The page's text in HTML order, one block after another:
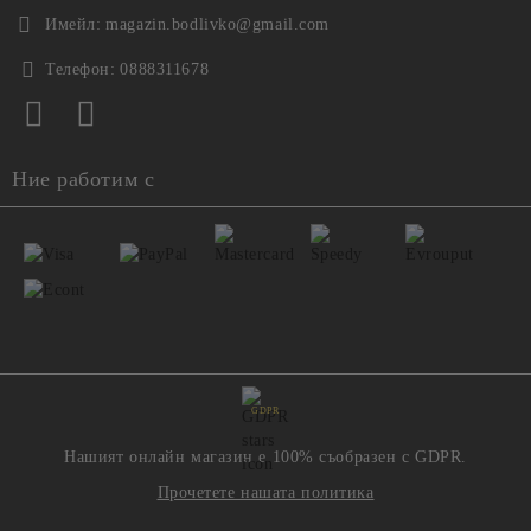
Имейл: magazin.bodlivko@gmail.com
Телефон: 0888311678
Ние работим с
GDPR
Нашият онлайн магазин е 100% съобразен с GDPR.
Прочетете нашата политика